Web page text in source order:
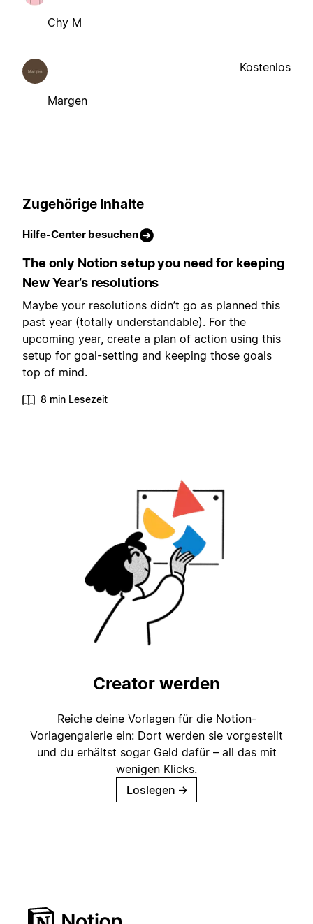
Chy M
Margen
Kostenlos
Zugehörige Inhalte
Hilfe-Center besuchen
The only Notion setup you need for keeping
New Year’s resolutions
Maybe your resolutions didn’t go as planned this
past year (totally understandable). For the
upcoming year, create a plan of action using this
setup for goal-setting and keeping those goals
top of mind.
8 min Lesezeit
Creator werden
Reiche deine Vorlagen für die Notion-
Vorlagengalerie ein: Dort werden sie vorgestellt
und du erhältst sogar Geld dafür – all das mit
wenigen Klicks.
Loslegen →